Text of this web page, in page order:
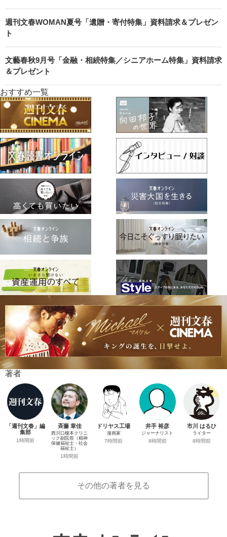
週刊文春WOMAN夏号「遺贈・寄付特集」資料請求＆プレゼン
ト
文藝春秋9月号「金融・相続特集／シニアホーム特集」資料請求
＆プレゼント
おすすめ一覧
著者
「週刊文春」編
集部
1時間前
斉藤 章佳
西川口榎本クリニ
ック副院長（精神
保健福祉士・社会
福祉士）
1時間前
ドリヤス工場
漫画家
7時間前
井手 裕彦
ジャーナリスト
8時間前
市川 はるひ
ライター
8時間前
その他の著者を見る